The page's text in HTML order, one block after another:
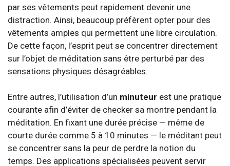
par ses vêtements peut rapidement devenir une
distraction. Ainsi, beaucoup préfèrent opter pour des
vêtements amples qui permettent une libre circulation.
De cette façon, l’esprit peut se concentrer directement
sur l’objet de méditation sans être perturbé par des
sensations physiques désagréables.
Entre autres, l’utilisation d’un minuteur est une pratique
courante afin d’éviter de checker sa montre pendant la
méditation. En fixant une durée précise — même de
courte durée comme 5 à 10 minutes — le méditant peut
se concentrer sans la peur de perdre la notion du
temps. Des applications spécialisées peuvent servir